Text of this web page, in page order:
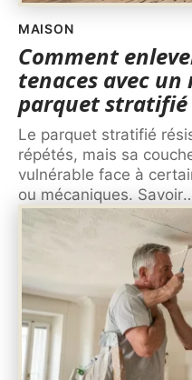
MAISON
Comment
tenaces avec
parquet stratifié
Le parquet stratifié
répétés, mais sa
vulnérable face à
ou mécaniques. Savoir